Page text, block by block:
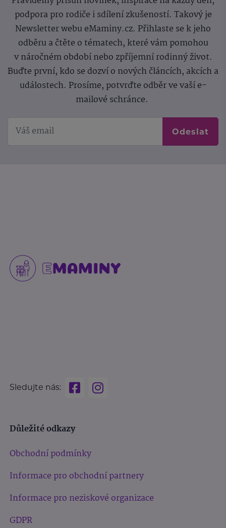
podpora pro rodiče i sdílení zkušeností. Takový je
Newsletter webu eMaminy.cz. Přihlaste se k jeho
odběru a čtěte o tématech, které vám pomohou
v náročném období nebo zpříjemní rodinný život.
Buďte první, kdo se dozví o nových článcích, akcích a
událostech. Prosíme, potvrďte odběr ve vaší e-
mailové schránce.
Odeslat
Sledujte nás:
Důležité odkazy
Obchodní podmínky
Informace pro obchodní partnery
Informace pro neziskové organizace
GDPR